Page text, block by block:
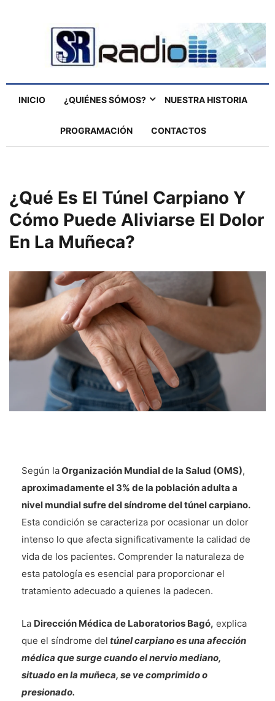
INICIO ¿QUIÉNES SÓMOS? NUESTRA HISTORIA
PROGRAMACIÓN CONTACTOS
¿Qué Es El Túnel Carpiano Y
Cómo Puede Aliviarse El Dolor
En La Muñeca?
Según laOrganización Mundial de la Salud (OMS),
aproximadamente el 3% de la población adulta a
nivel mundial sufre del síndrome del túnel carpiano.
Esta condición se caracteriza por ocasionar un dolor
intenso lo que afecta significativamente la calidad de
vida de los pacientes. Comprender la naturaleza de
esta patología es esencial para proporcionar el
tratamiento adecuado a quienes la padecen.
La Dirección Médica de Laboratorios Bagó, explica
que el síndrome del túnel carpiano es una afección
médica que surge cuando el nervio mediano,
situado en la muñeca, se ve comprimido o
presionado.